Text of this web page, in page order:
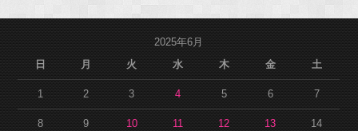
2025年6月
日
月 火 水 木 金 土
1 2 3 4 5 6 7
8 9 10 11 12 13 14